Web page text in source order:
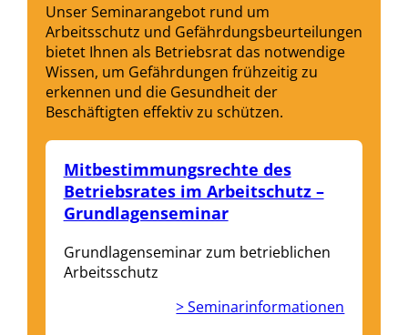
Unser Seminarangebot rund um
Arbeitsschutz und Gefährdungsbeurteilungen
bietet Ihnen als Betriebsrat das notwendige
Wissen, um Gefährdungen frühzeitig zu
erkennen und die Gesundheit der
Beschäftigten effektiv zu schützen.
Mitbestimmungsrechte des
Betriebsrates im Arbeitschutz –
Grundlagenseminar
Grundlagenseminar zum betrieblichen
Arbeitsschutz
> Seminarinformationen